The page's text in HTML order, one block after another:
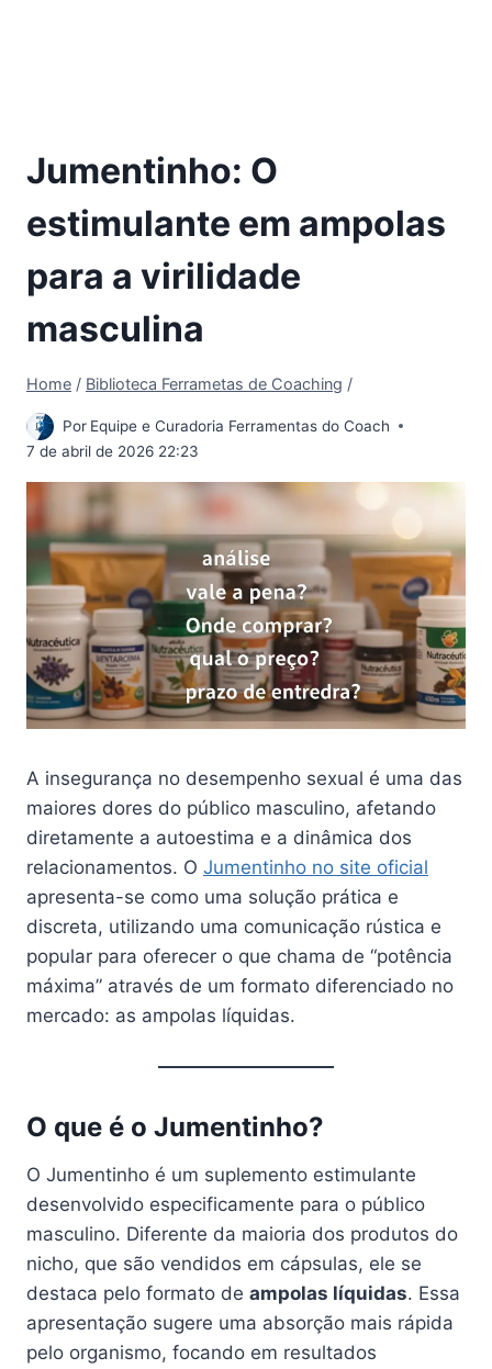
Jumentinho: O
estimulante em ampolas
para a virilidade
masculina
Home / Biblioteca Ferrametas de Coaching /
Por Equipe e Curadoria Ferramentas do Coach
7 de abril de 2026 22:23
A insegurança no desempenho sexual é uma das
maiores dores do público masculino, afetando
diretamente a autoestima e a dinâmica dos
relacionamentos. O Jumentinho no site oficial
apresenta-se como uma solução prática e
discreta, utilizando uma comunicação rústica e
popular para oferecer o que chama de “potência
máxima” através de um formato diferenciado no
mercado: as ampolas líquidas.
O que é o Jumentinho?
O Jumentinho é um suplemento estimulante
desenvolvido especificamente para o público
masculino. Diferente da maioria dos produtos do
nicho, que são vendidos em cápsulas, ele se
destaca pelo formato de ampolas líquidas. Essa
apresentação sugere uma absorção mais rápida
pelo organismo, focando em resultados